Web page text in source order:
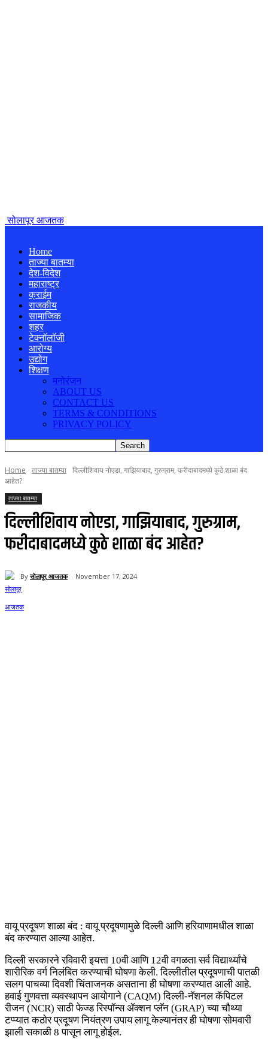
सोलापूर आजतक
Home
ताज्या बातम्या
देश-विदेश
महाराष्ट्र
क्राईम
राजकीय
सामाजिक
शहर
टेक्नॉलॉजी
आरोग्य
उद्योग
शिक्षण
मनोरंजन
ABOUT US
CONTACT US
TERMS & CONDITIONS
PRIVACY POLICY
Home ताज्या बातम्या दिल्लीशिवाय नोएडा, गाझियाबाद, गुरुग्राम, फरीदाबादमध्ये कुठे शाळा बंद
आहेत?
ताज्या बातम्या
दिल्लीशिवाय नोएडा, गाझियाबाद, गुरुग्राम,
फरीदाबादमध्ये कुठे शाळा बंद आहेत?
By सोलापूर आजतक November 17, 2024
वायू प्रदूषण शाळा बंद : वायू प्रदूषणामुळे दिल्ली आणि हरियाणामधील शाळा
बंद करण्यात आल्या आहेत.
दिल्ली सरकारने रविवारी इयत्ता 10वी आणि 12वी वगळता सर्व विद्यार्थ्यांचे
शारीरिक वर्ग निलंबित करण्याची घोषणा केली. दिल्लीतील प्रदूषणाची पातळी
सलग पाचव्या दिवशी चिंताजनक असताना ही घोषणा करण्यात आली आहे.
हवाई गुणवत्ता व्यवस्थापन आयोगाने (CAQM) दिल्ली-नॅशनल कॅपिटल
रीजन (NCR) साठी फेज्ड रिस्पॉन्स ॲक्शन प्लॅन (GRAP) च्या चौथ्या
टप्प्यात कठोर प्रदूषण नियंत्रण उपाय लागू केल्यानंतर ही घोषणा सोमवारी
झाली सकाळी 8 पासून लागू होईल.